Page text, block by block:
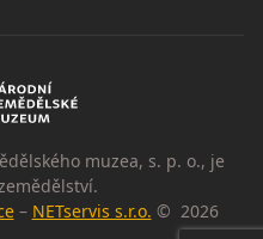
muzea, s. p. o., je
– NETservis s.r.o. © 2026